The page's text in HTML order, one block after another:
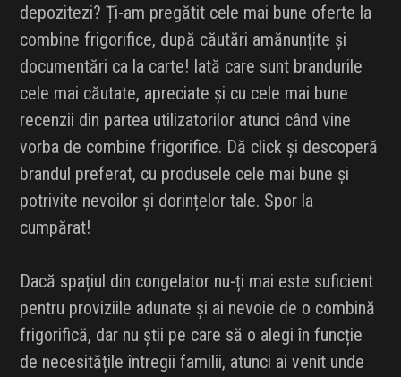
depozitezi? Ți-am pregătit cele mai bune oferte la
combine frigorifice, după căutări amănunțite și
documentări ca la carte! Iată care sunt brandurile
cele mai căutate, apreciate și cu cele mai bune
recenzii din partea utilizatorilor atunci când vine
vorba de combine frigorifice. Dă click și descoperă
brandul preferat, cu produsele cele mai bune și
potrivite nevoilor și dorințelor tale. Spor la
cumpărat!
Dacă spațiul din congelator nu-ți mai este suficient
pentru proviziile adunate și ai nevoie de o combină
frigorifică, dar nu știi pe care să o alegi în funcție
de necesitățile întregii familii, atunci ai venit unde